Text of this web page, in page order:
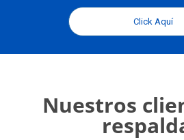
Click Aquí
Nuestros